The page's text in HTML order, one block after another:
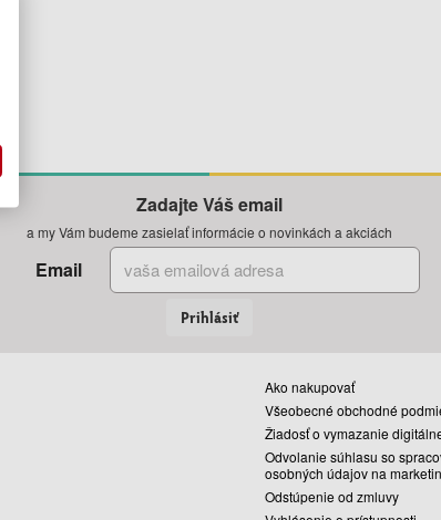
Zadajte Váš email
a my Vám budeme zasielať informácie o novinkách a akciách
Email
Prihlásiť
Ako nakupovať
Všeobecné obchodné
Žiadosť o vymazanie
Odvolanie súhlasu so
osobných údajov na
Odstúpenie od zmluvy